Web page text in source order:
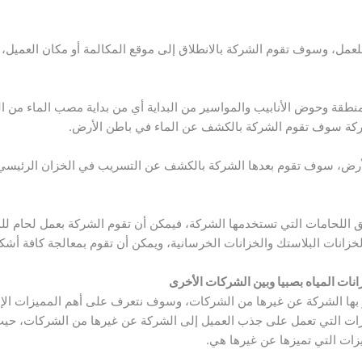
وسوف تقوم الشركة بالانطلاق إلى موقع المكالمة أو مكان
وحوض الأنابيب والمواسير من البداية أي من بداية مصب الماء
سوف تقوم الشركة بالكشف عن الماء في باطن الأرض.
سوف تقوم بعدها الشركة بالكشف عن التسريب في الخزان
اللحامات التي تستخدمها الشركة، فيمكن أن تقوم الشركة بعمل لحام
البلاستك والخزانات الخرسانية، ويمكن أن تقوم بمعالجة كافة
المياه بصبيا وبين الشركات الأخرى
بها الشركة عن غيرها من الشركات، وسوف نتعرف على أهم المميزات
التي تعمل على جذب العميل إلى الشركة عن غيرها من الشركات،
التي تميزها عن غيرها هي.